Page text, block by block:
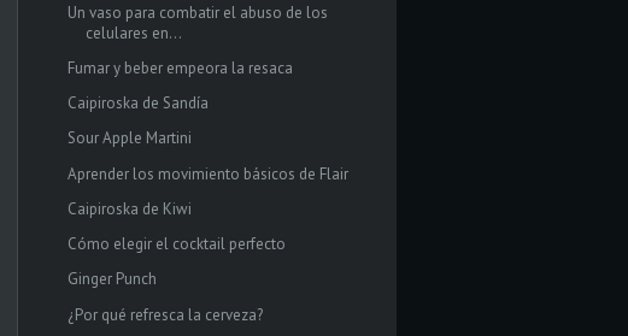
Un vaso para combatir el abuso de los
celulares en...
Fumar y beber empeora la resaca
Caipiroska de Sandía
Sour Apple Martini
Aprender los movimiento básicos de Flair
Caipiroska de Kiwi
Cómo elegir el cocktail perfecto
Ginger Punch
¿Por qué refresca la cerveza?